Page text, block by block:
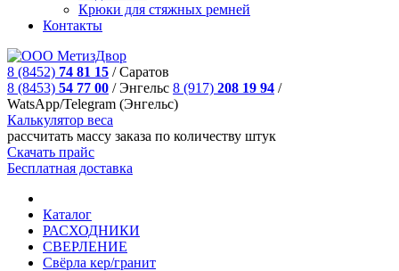
Крюки для стяжных ремней
Контакты
8 (8452) 74 81 15 /Саратов
8 (8453) 54 77 00 /Энгельс 8 (917) 208 19 94 /
WatsApp/Telegram (Энгельс)
Калькулятор веса
рассчитать массу заказа по количеству штук
Скачать прайс
Бесплатная доставка
Каталог
РАСХОДНИКИ
СВЕРЛЕНИЕ
Свёрла кер/гранит